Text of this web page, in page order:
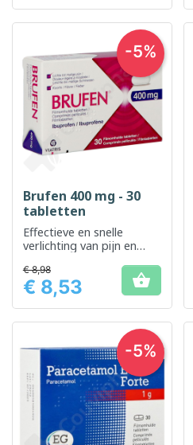
Brufen 400 mg - 30
tabletten
Effectieve en snelle
verlichting van pijn en
Prijs
€ 8,98
€ 8,53 
-5%
-5%